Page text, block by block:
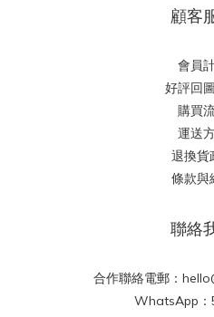
顧客
會員
好評回
購買
運送
退換貨
條款與
聯絡
合作聯絡電郵：
WhatsApp：